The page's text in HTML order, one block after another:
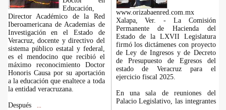
Educación,
Director Académico de la Red
Iberoamericana de Academias de
Investigación en el Estado de
Veracruz, docente y directivo del
sistema público estatal y federal,
es el mendocino que recibió el
máximo reconocimiento Doctor
Honoris Causa por su aportación
a la educación que enaltece a toda
la entidad veracruzana.
Después
www.orizabaenred.com.mx
Xalapa, Ver. - La Comisión
Permanente de Hacienda del
Estado de la LXVII Legislatura
firmó los dictámenes con proyecto
de Ley de Ingresos y de Decreto
de Presupuesto de Egresos del
estado de Veracruz para el
ejercicio fiscal 2025.
En una sala de reuniones del
Palacio Legislativo, las integrantes